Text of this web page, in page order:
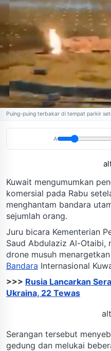
Puing-puing terbakar di tempat parkir
A
Kuwait mengumumkan
komersial pada Rabu
menghantam bandara
sejumlah orang.
Juru bicara Kementerian
Saud Abdulaziz Al-Otaibi,
drone musuh
Bandara Internasional
>>> Rusia Lancarkan
Ukraina, 22 Tewas
Serangan tersebut
gedung dan melukai